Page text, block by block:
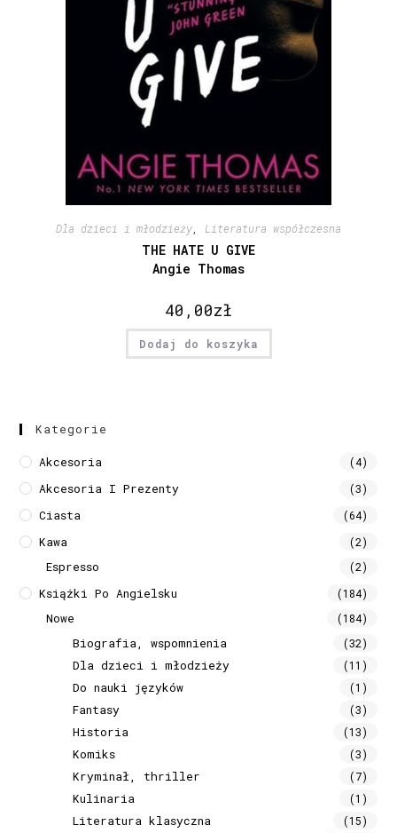
Dla dzieci i młodzieży Literatura współczesna
THE HATE U GIVE
Angie Thomas
40,00zł
Dodaj do koszyka
Kategorie
Akcesoria (4)
Akcesoria I Prezenty (3)
Ciasta (64)
Kawa (2)
Espresso (2)
Książki Po Angielsku (184)
Nowe (184)
Biografia, wspomnienia (32)
Dla dzieci i młodzieży (11)
Do nauki języków (1)
Fantasy (3)
Historia (13)
Komiks (3)
Kryminał, thriller (7)
Kulinaria (1)
Literatura klasyczna (15)